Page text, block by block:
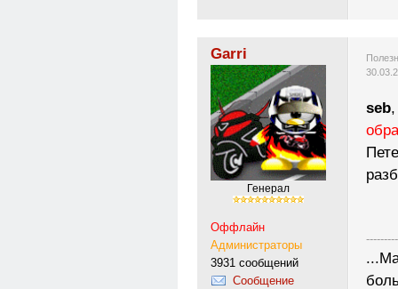
Garri
Генерал
Оффлайн
Администраторы
3931 сообщений
Сообщение
seb